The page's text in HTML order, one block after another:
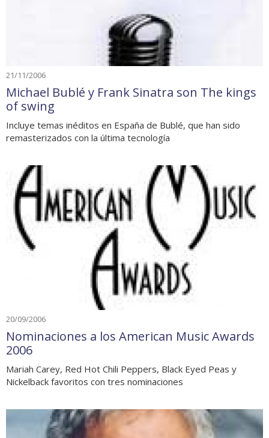
21/11/2006
Michael Bublé y Frank Sinatra son The kings
of swing
Incluye temas inéditos en España de Bublé, que han sido
remasterizados con la última tecnología
20/09/2006
Nominaciones a los American Music Awards
2006
Mariah Carey, Red Hot Chili Peppers, Black Eyed Peas y
Nickelback favoritos con tres nominaciones